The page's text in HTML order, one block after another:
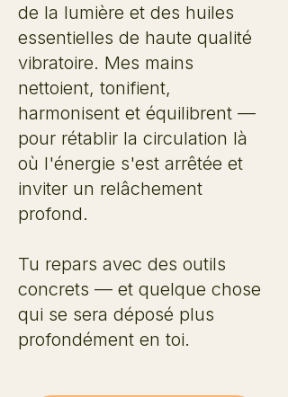
de la lumière et des huiles
essentielles de haute qualité
vibratoire. Mes mains
nettoient, tonifient,
harmonisent et équilibrent —
pour rétablir la circulation là
où l'énergie s'est arrêtée et
inviter un relâchement
profond.
Tu repars avec des outils
concrets — et quelque chose
qui se sera déposé plus
profondément en toi.